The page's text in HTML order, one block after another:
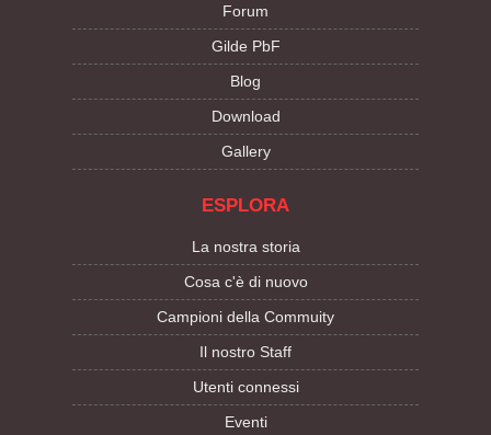
Forum
Gilde PbF
Blog
Download
Gallery
ESPLORA
La nostra storia
Cosa c'è di nuovo
Campioni della Commuity
Il nostro Staff
Utenti connessi
Eventi